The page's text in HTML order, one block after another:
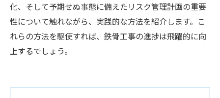
化、そして予期せぬ事態に備えたリスク管理計画の重要
性について触れながら、実践的な方法を紹介します。こ
れらの方法を駆使すれば、鉄骨工事の進捗は飛躍的に向
上するでしょう。